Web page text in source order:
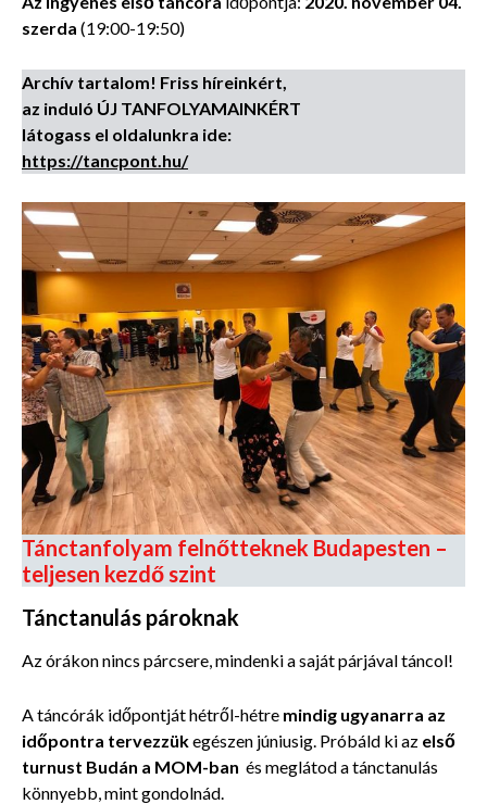
szerda (19:00-19:50)
Archív tartalom! Friss híreinkért,
az induló ÚJ TANFOLYAMAINKÉRT
látogass el oldalunkra ide:
https://tancpont.hu/
Tánctanfolyam felnőtteknek Budapesten –
teljesen kezdő szint
Tánctanulás pároknak
Az órákon nincs párcsere, mindenki a saját párjával táncol!
A táncórák időpontját hétről-hétre mindig ugyanarra az
időpontra tervezzükegészen júniusig. Próbáld ki az első
turnust Budán a MOM-ban és meglátod a tánctanulás
könnyebb, mint gondolnád.